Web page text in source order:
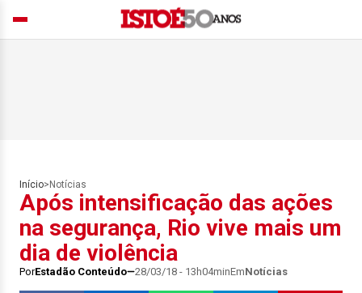
Início> Notícias
Após intensificação das ações
na segurança, Rio vive mais um
dia de violência
PorEstadão Conteúdo 28/03/18 - 13h04minEmNotícias